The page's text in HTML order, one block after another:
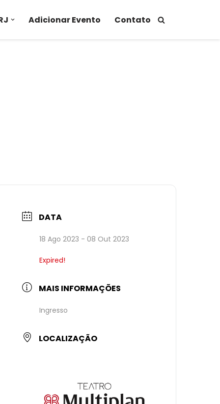
Adicionar Evento Contato
DATA
18 Ago 2023 - 08 Out 2023
Expired!
MAIS INFORMAÇÕES
Ingresso
LOCALIZAÇÃO